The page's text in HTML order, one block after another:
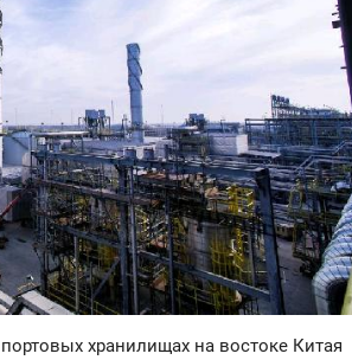
хранилищах на востоке Китая